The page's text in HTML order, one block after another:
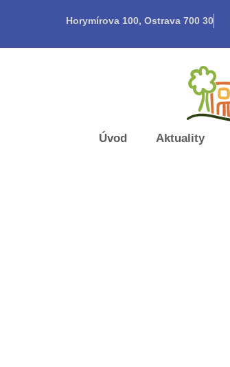
Horymírova 100, Ostrava 700 30
Úvod Aktuality